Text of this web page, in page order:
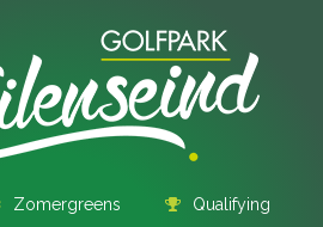
Zomergreens Qualifying